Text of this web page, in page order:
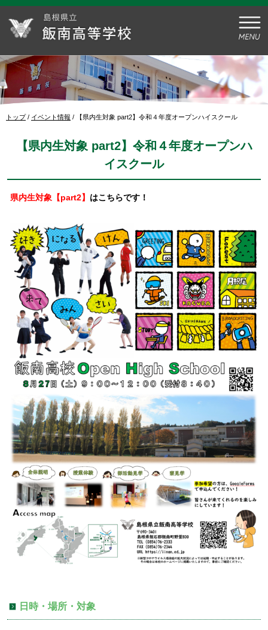
このページの本文へ
現
トップ/ イベント情報 / 【県内生対象 part2】令和４年度オープンハイスクール
【県内生対象 part2】令和４年度オープンハ
イスクール
県内生対象【part2】 はこちらです！
日時・場所・対象